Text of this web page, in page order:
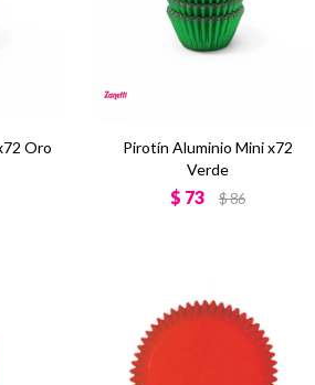
Oro
Pirotín Aluminio Mini x72
Verde
$ 73 $86